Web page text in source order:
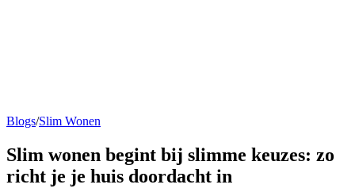
Blogs/Slim Wonen
Slim wonen begint bij slimme keuzes: zo
richt je je huis doordacht in